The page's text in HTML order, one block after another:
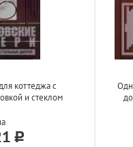
коттеджа с
и стеклом